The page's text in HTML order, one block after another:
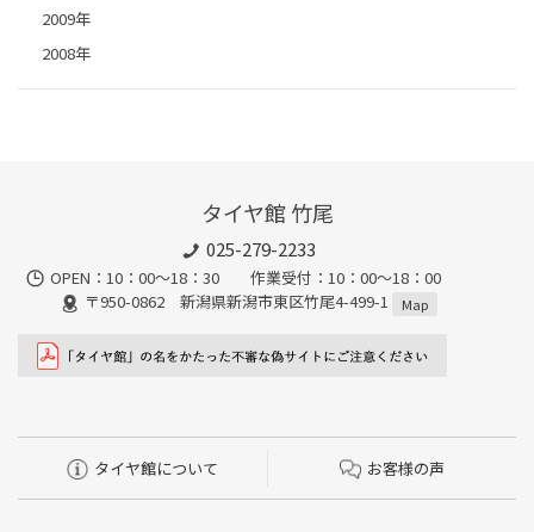
2009年
2008年
タイヤ館 竹尾
025-279-2233
OPEN：10：00～18：30 作業受付：10：00～18：00
〒950-0862 新潟県新潟市東区竹尾4-499-1
Map
タイヤ館について お客様の声